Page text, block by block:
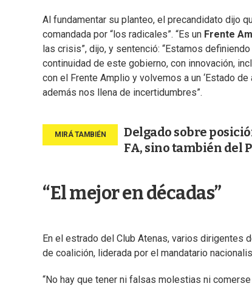
Al fundamentar su planteo, el precandidato dijo
comandada por “los radicales”. “Es un Frente
las crisis”, dijo, y sentenció: “Estamos
continuidad de este gobierno, con innovación,
con el Frente Amplio y volvemos a un ‘Estado
además nos llena de incertidumbres”.
Delgado sobre
FA, sino también del
“El mejor en décadas”
En el estrado del Club Atenas, varios dirigentes
de coalición, liderada por el mandatario
“No hay que tener ni falsas molestias ni